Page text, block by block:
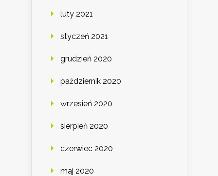
luty 2021
styczeń 2021
grudzień 2020
październik 2020
wrzesień 2020
sierpień 2020
czerwiec 2020
maj 2020